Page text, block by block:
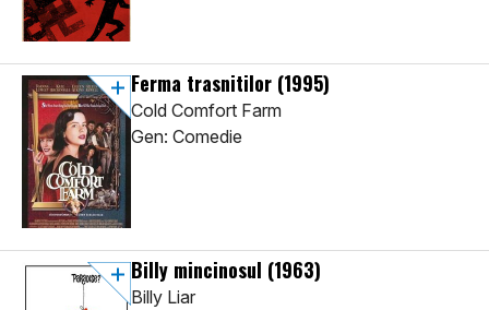
Ferma trasnitilor (1995)
Cold Comfort Farm
Gen: Comedie
Billy mincinosul (1963)
Billy Liar